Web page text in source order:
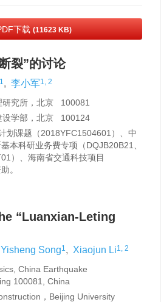
下载 (11623 KB)
裂”的讨论
1, 李小军1, 2
研究所，北京 100081
设学部，北京 100124
划课题（2018YFC1504601）、中
本科研业务费专项（DQJB20B21、
）、海南省交通科技项目
。
“Luanxian-Leting
Yisheng Song1, Xiaojun Li1, 2
China Earthquake
100081, China
，Beijing University